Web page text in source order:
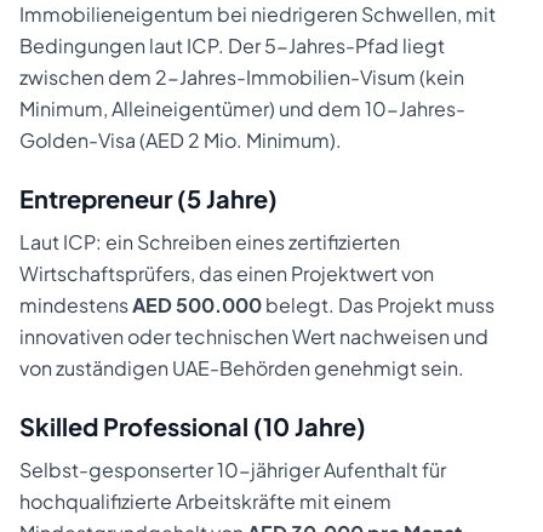
Immobilieneigentum bei niedrigeren Schwellen, mit
Bedingungen laut ICP. Der 5-Jahres-Pfad liegt
zwischen dem 2-Jahres-Immobilien-Visum (kein
Minimum, Alleineigentümer) und dem 10-Jahres-
Golden-Visa (AED 2 Mio. Minimum).
Entrepreneur (5 Jahre)
Laut ICP: ein Schreiben eines zertifizierten
Wirtschaftsprüfers, das einen Projektwert von
mindestensAED 500.000belegt. Das Projekt muss
innovativen oder technischen Wert nachweisen und
von zuständigen UAE-Behörden genehmigt sein.
Skilled Professional (10 Jahre)
Selbst-gesponserter 10-jähriger Aufenthalt für
hochqualifizierte Arbeitskräfte mit einem